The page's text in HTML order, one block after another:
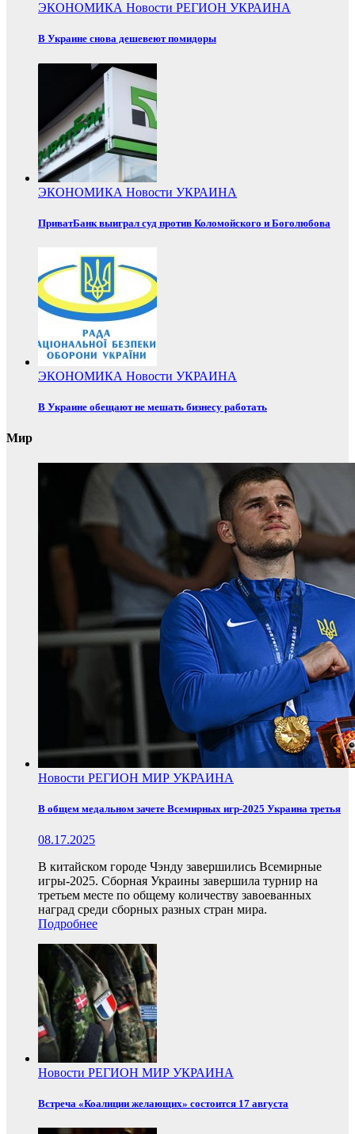
ЭКОНОМИКА Новости РЕГИОН УКРАИНА
В Украине снова дешевеют помидоры
ЭКОНОМИКА Новости УКРАИНА
ПриватБанк выиграл суд против Коломойского и Боголюбова
ЭКОНОМИКА Новости УКРАИНА
В Украине обещают не мешать бизнесу работать
Мир
Новости РЕГИОН МИР УКРАИНА
В общем медальном зачете Всемирных игр-2025 Украина третья
08.17.2025
В китайском городе Чэнду завершились Всемирные
игры-2025. Сборная Украины завершила турнир на
третьем месте по общему количеству завоеванных
наград среди сборных разных стран мира.
Подробнее
Новости РЕГИОН МИР УКРАИНА
Встреча «Коалиции желающих» состоится 17 августа